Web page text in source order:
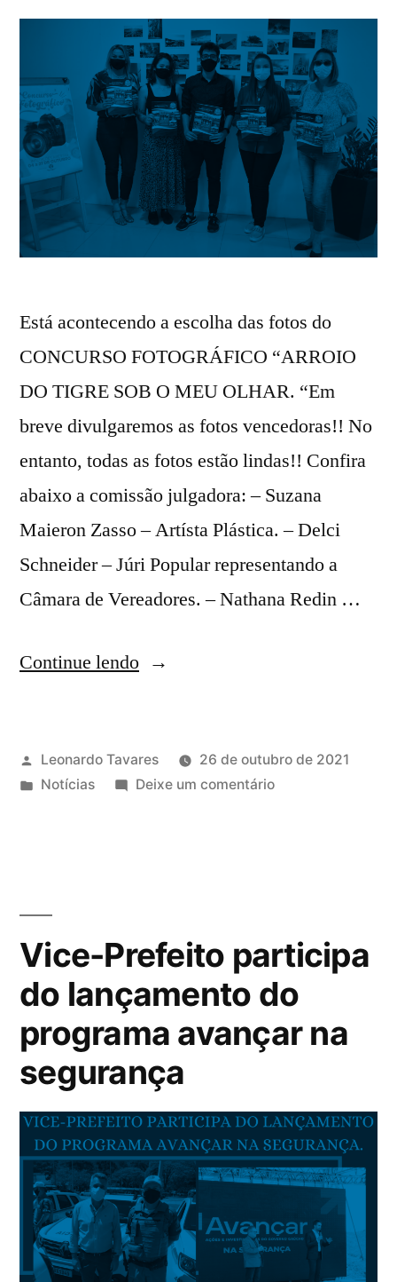
Está acontecendo a escolha das fotos do
CONCURSO FOTOGRÁFICO “ARROIO
DO TIGRE SOB O MEU OLHAR. “Em
breve divulgaremos as fotos vencedoras!! No
entanto, todas as fotos estão lindas!! Confira
abaixo a comissão julgadora: – Suzana
Maieron Zasso – Artísta Plástica. – Delci
Schneider – Júri Popular representando a
Câmara de Vereadores. – Nathana Redin …
Continue lendo
Leonardo Tavares
26 de outubro de 2021
Notícias
Deixe um comentário
Vice-Prefeito participa
do lançamento do
programa avançar na
segurança